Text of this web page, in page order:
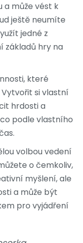
a může vést k
ještě neumíte
jedné z
základů hry na
které
si vlastní
hrdosti a
podle vlastního
volbou vedení
o čemkoliv,
myšlení, ale
a může být
pro vyjádření